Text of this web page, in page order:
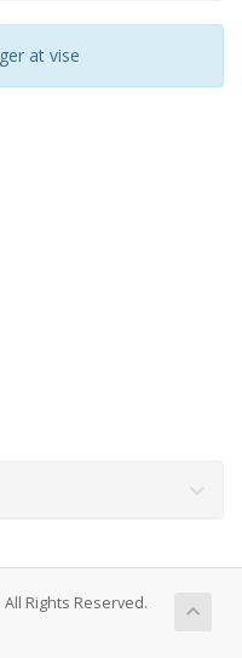
at vise
Rights Reserved.